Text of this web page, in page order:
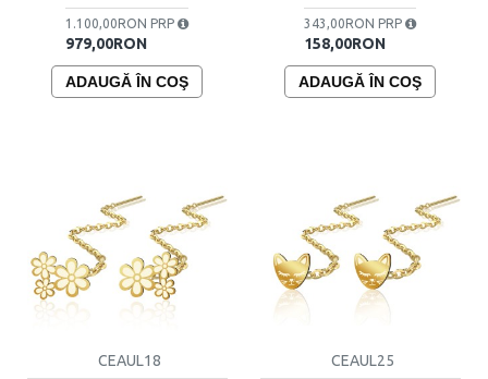
979,00RON
1.100,00RON PRP
ADAUGĂ ÎN COŞ
158,00RON
343,00RON PRP
ADAUGĂ ÎN COŞ
CEAUL18 CEAUL25